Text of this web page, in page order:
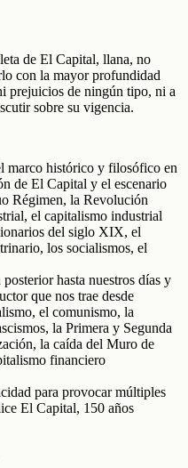
de El Capital, llana, no
con la mayor profundidad
prejuicios de ningún tipo, ni a
sobre su vigencia.
marco histórico y filosófico en
de El Capital y el escenario
Régimen, la Revolución
el capitalismo industrial
del siglo XIX, el
los socialismos, el
hasta nuestros días y
que nos trae desde
el comunismo, la
la Primera y Segunda
la caída del Muro de
financiero
para provocar múltiples
El Capital, 150 años